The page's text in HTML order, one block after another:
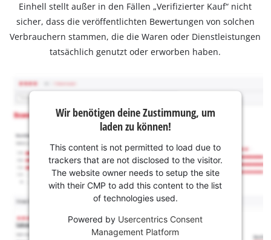
Einhell stellt außer in den Fällen „Verifizierter Kauf“ nicht
sicher, dass die veröffentlichten Bewertungen von solchen
Verbrauchern stammen, die die Waren oder Dienstleistungen
tatsächlich genutzt oder erworben haben.
Wir benötigen deine Zustimmung, um
laden zu können!
This content is not permitted to load due to
trackers that are not disclosed to the visitor.
The website owner needs to setup the site
with their CMP to add this content to the list
of technologies used.
Powered by Usercentrics Consent
Management Platform